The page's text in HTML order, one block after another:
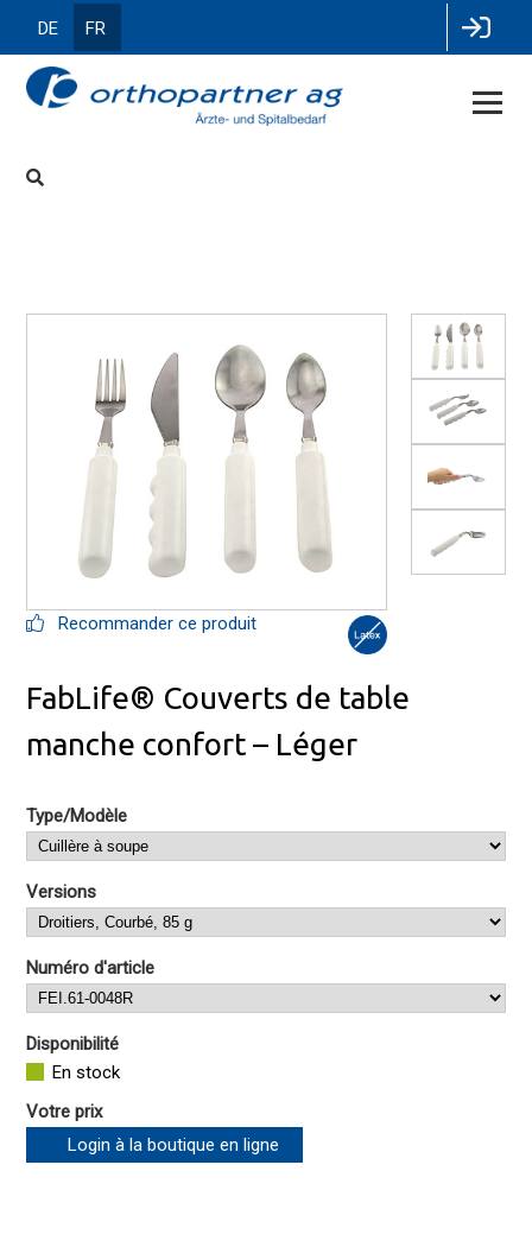
DE FR
Recommander ce produit
FabLife® Couverts de table
manche confort – Léger
Type/Modèle
Versions
Numéro d'article
Disponibilité
En stock
Votre prix
Login à la boutique en ligne